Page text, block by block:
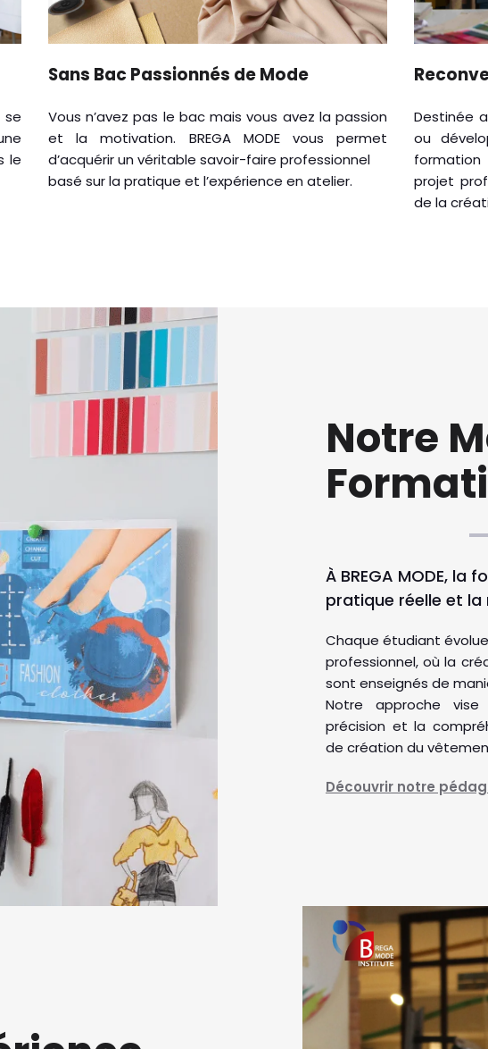
le
Sans Bac Passionnés de Mode
Vous n’avez pas le bac mais vous avez la passion
et la motivation. BREGA MODE vous permet
d’acquérir un véritable savoir-faire professionnel
basé sur la pratique et l’expérience en atelier.
Destinée
ou
formation
projet
de la
Notre
À BREGA MODE, la
pratique réelle et
Chaque étudiant
professionnel, où la
sont enseignés de
Notre approche vise
précision et la
de création du
Découvrir notre